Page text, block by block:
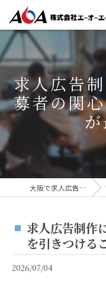
求人広告
募者の関
大阪で求人広告なら株式会社AOA
求人広告制作
を引きつける
2026/07/04